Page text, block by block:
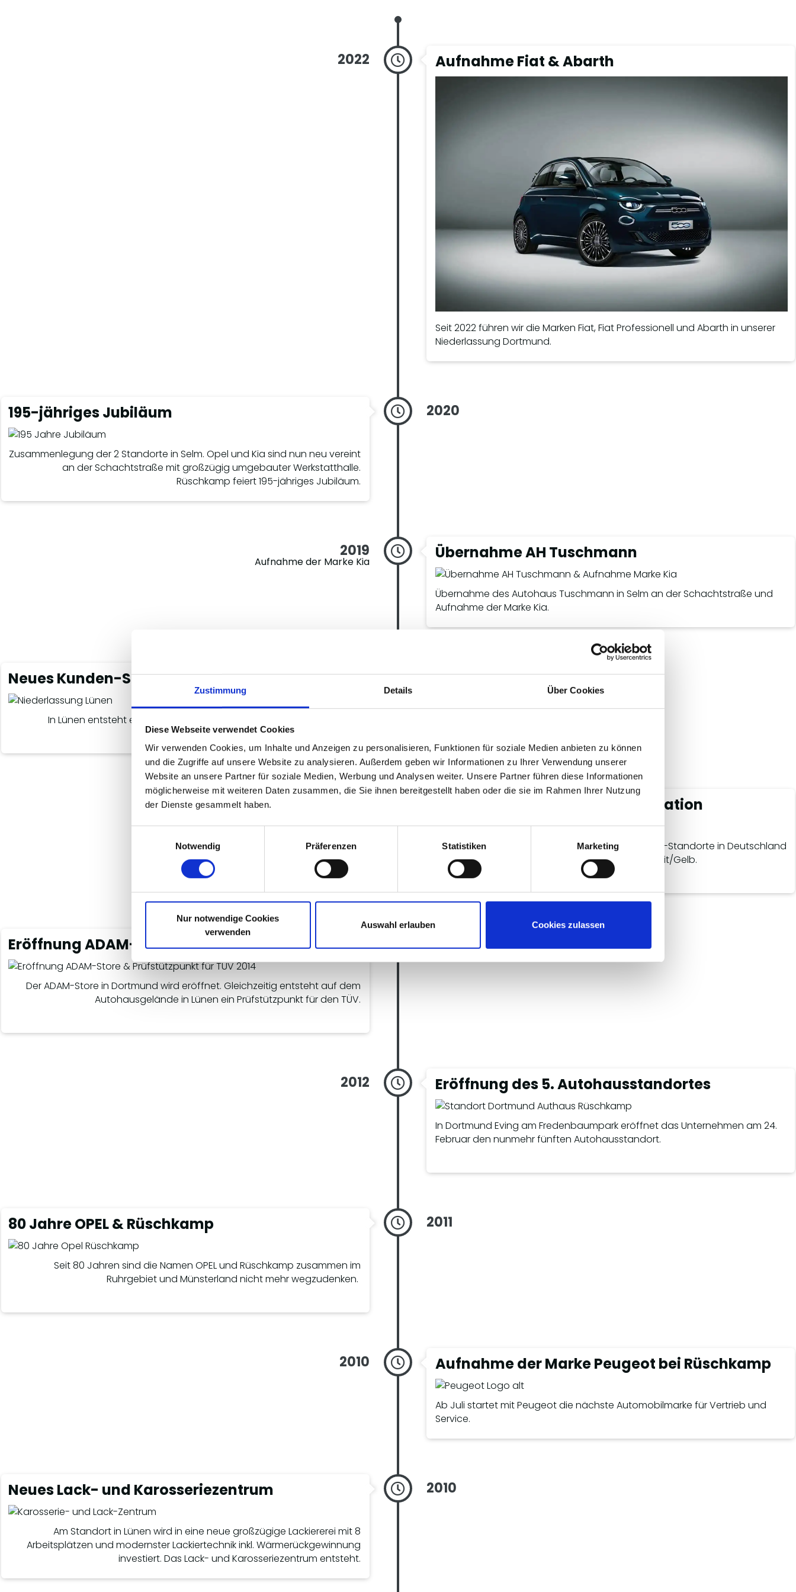
Zustimmung Details Über Cookies
Diese Webseite verwendet Cookies
Wir verwenden Cookies, um Inhalte und Anzeigen zu personalisieren, Funktionen für soziale Medien anbieten zu können
und die Zugriffe auf unsere Website zu analysieren. Außerdem geben wir Informationen zu Ihrer Verwendung unserer
Website an unsere Partner für soziale Medien, Werbung und Analysen weiter. Unsere Partner führen diese Informationen
möglicherweise mit weiteren Daten zusammen, die Sie ihnen bereitgestellt haben oder die sie im Rahmen Ihrer Nutzung
der Dienste gesammelt haben.
Notwendig
Präferenzen Statistiken Marketing
Nur notwendige Cookies
verwenden
Auswahl erlauben Cookies zulassen
2022 Aufnahme Fiat & Abarth
Seit 2022 führen wir die Marken Fiat, Fiat Professionell und Abarth in unserer
Niederlassung Dortmund.
2020
195-jähriges Jubiläum
Zusammenlegung der 2 Standorte in Selm. Opel und Kia sind nun neu vereint
an der Schachtstraße mit großzügig umgebauter Werkstatthalle.
Rüschkamp feiert 195-jähriges Jubiläum.
2019
Aufnahme der Marke Kia Übernahme AH Tuschmann
Übernahme des Autohaus Tuschmann in Selm an der Schachtstraße und
Aufnahme der Marke Kia.
2016
Neues Kunden-Service-Zentrum
In Lünen entsteht ein komplett neues Kunden-Service-Zentrum mit 4
Direktannahme-Plätzen
Neue markante Aussensignalisation
Alle fünf Betriebe erhalten als eine der ersten OPEL-Standorte in Deutschland
die neue markante Aussensignalisation in Anthrazit/Gelb.
2014
Eröffnung ADAM-Store & Prüfstützpunkt für TÜV
Der ADAM-Store in Dortmund wird eröffnet. Gleichzeitig entsteht auf dem
Autohausgelände in Lünen ein Prüfstützpunkt für den TÜV.
2012 Eröffnung des 5. Autohausstandortes
In Dortmund Eving am Fredenbaumpark eröffnet das Unternehmen am 24.
Februar den nunmehr fünften Autohausstandort.
2011
80 Jahre OPEL & Rüschkamp
Seit 80 Jahren sind die Namen OPEL und Rüschkamp zusammen im
Ruhrgebiet und Münsterland nicht mehr wegzudenken.
2010 Aufnahme der Marke Peugeot bei Rüschkamp
Ab Juli startet mit Peugeot die nächste Automobilmarke für Vertrieb und
Service.
2010
Neues Lack- und Karosseriezentrum
Am Standort in Lünen wird in eine neue großzügige Lackiererei mit 8
Arbeitsplätzen und modernster Lackiertechnik inkl. Wärmerückgewinnung
investiert. Das Lack- und Karosseriezentrum entsteht.